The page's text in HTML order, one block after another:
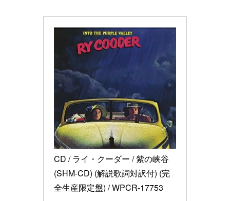
CD / ライ・クーダー / 紫の峡谷
(SHM-CD) (解説歌詞対訳付) (完
全生産限定盤) / WPCR-17753